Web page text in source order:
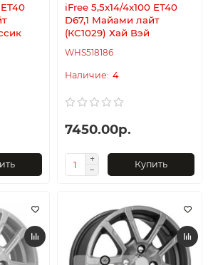
iFree 5,5x14/4x100 ET40
D67,1 Майами лайт
(КС1029) Хай Вэй
WHS518186
4
7450.00р.
Купить